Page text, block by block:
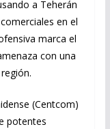
a Teherán
en el
marca el
con una
(Centcom)
potentes